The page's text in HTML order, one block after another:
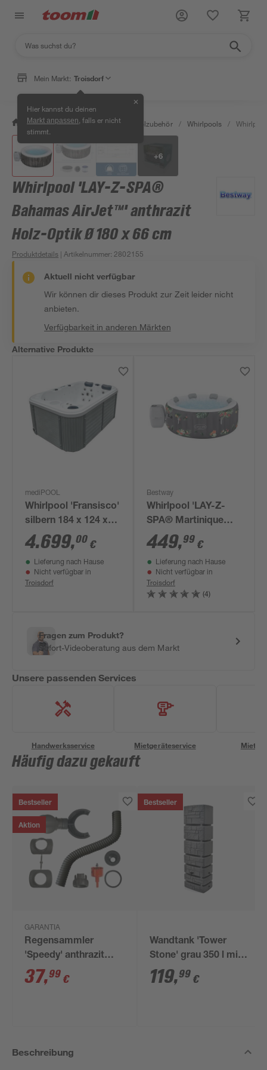
Mein Markt: Troisdorf
Hier kannst du deinen
Markt anpassen , falls er nicht
stimmt.
✕
/ Garten & Freizeit / Pools & Poolzubehör / Whirlpools /
+6
Whirlpool 'LAY-Z-SPA®
Bahamas AirJet™' anthrazit
Holz-Optik Ø 180 x 66 cm
Produktdetails | Artikelnummer: 2802155
Aktuell nicht verfügbar
Wir können dir dieses Produkt zur Zeit leider nicht
anbieten.
Verfügbarkeit in anderen Märkten
Alternative Produkte
mediPOOL
Whirlpool 'Fransisco'
silbern 184 x 124 x
75 cm
4.699,00 €
Lieferung nach Hause
Nicht verfügbar in
Troisdorf
Bestway
Whirlpool 'LAY-Z-
SPA® Martinique
AirJet' Hibiskus 180
x 66 cm, mit App
Steuerung
449,99 €
Lieferung nach Hause
Nicht verfügbar in
Troisdorf
(4)
Fragen zum Produkt?
Sofort-Videoberatung aus dem Markt
Unsere passenden Services
Handwerksservice Mietgeräteservice
Häufig dazu gekauft
Bestseller
Aktion
GARANTIA
Regensammler
'Speedy' anthrazit
inkl. Zubehör
37,99 €
Bestseller
Wandtank 'Tower
Stone' grau 350 l mit
Hahn
119,99 €
Beschreibung